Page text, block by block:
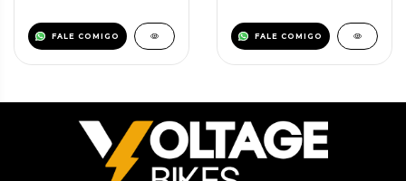
FALE COMIGO FALE COMIGO